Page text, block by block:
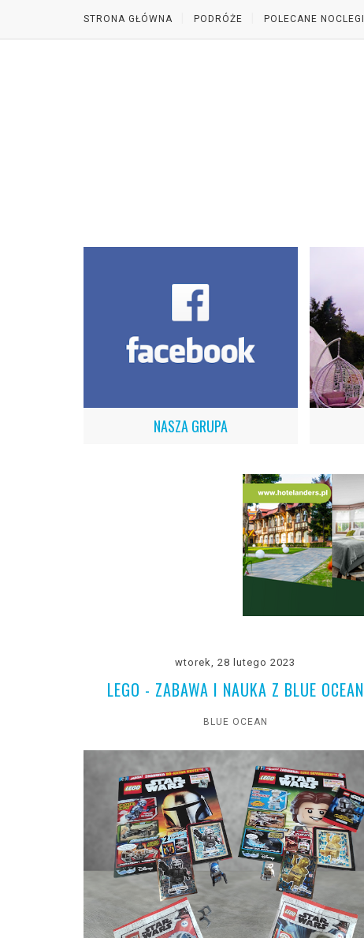
STRONA GŁÓWNA PODRÓŻE POLECANE NOCLEGI
NASZA GRUPA
wtorek, 28 lutego 2023
LEGO - ZABAWA I NAUKA Z BLUE OCEAN
BLUE OCEAN